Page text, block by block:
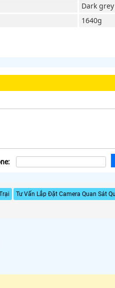
Dark
1640g
Tư Vấn Lắp Đặt Camera Quan Sát